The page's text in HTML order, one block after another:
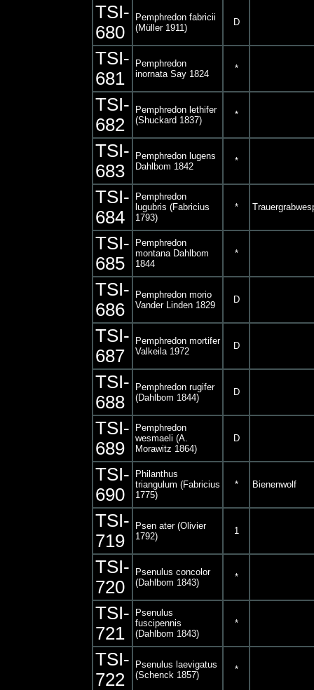
TSI-
680
Pemphredon fabricii
(Müller 1911)
D
TSI-
681
Pemphredon
inornata Say 1824
*
TSI-
682
Pemphredon lethifer
(Shuckard 1837)
*
TSI-
683
Pemphredon lugens
Dahlbom 1842
*
TSI-
684
Pemphredon
lugubris (Fabricius
1793)
*
TSI-
685
Pemphredon
montana Dahlbom
1844
*
TSI-
686
Pemphredon morio
Vander Linden 1829
D
TSI-
687
Pemphredon mortifer
Valkeila 1972
D
TSI-
688
Pemphredon rugifer
(Dahlbom 1844)
D
TSI-
689
Pemphredon
wesmaeli (A.
Morawitz 1864)
D
TSI-
690
Philanthus
triangulum (Fabricius
1775)
* Bienenwolf
TSI-
719
Psen ater (Olivier
1792)
1
TSI-
720
Psenulus concolor
(Dahlbom 1843)
*
TSI-
721
Psenulus
fuscipennis
(Dahlbom 1843)
*
TSI-
722
Psenulus laevigatus
(Schenck 1857)
*